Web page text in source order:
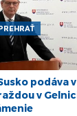
podáva v
v